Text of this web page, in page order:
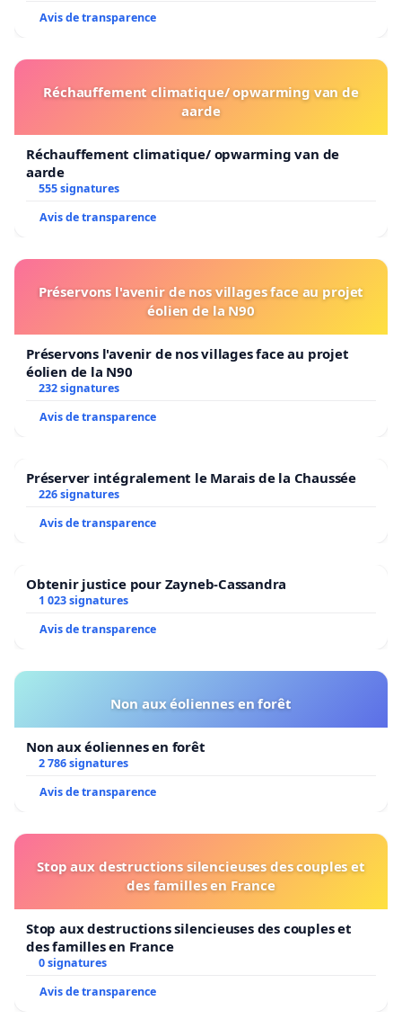
Avis de transparence
Réchauffement climatique/ opwarming van de
aarde
Réchauffement climatique/ opwarming van de
aarde
555 signatures
Avis de transparence
Préservons l'avenir de nos villages face au projet
éolien de la N90
Préservons l'avenir de nos villages face au projet
éolien de la N90
232 signatures
Avis de transparence
Préserver intégralement le Marais de la Chaussée
226 signatures
Avis de transparence
Obtenir justice pour Zayneb-Cassandra
1 023 signatures
Avis de transparence
Non aux éoliennes en forêt
Non aux éoliennes en forêt
2 786 signatures
Avis de transparence
Stop aux destructions silencieuses des couples et
des familles en France
Stop aux destructions silencieuses des couples et
des familles en France
0 signatures
Avis de transparence